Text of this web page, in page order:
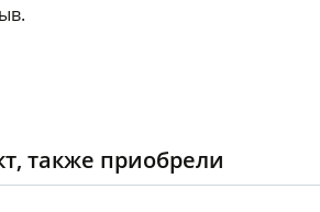
также приобрели